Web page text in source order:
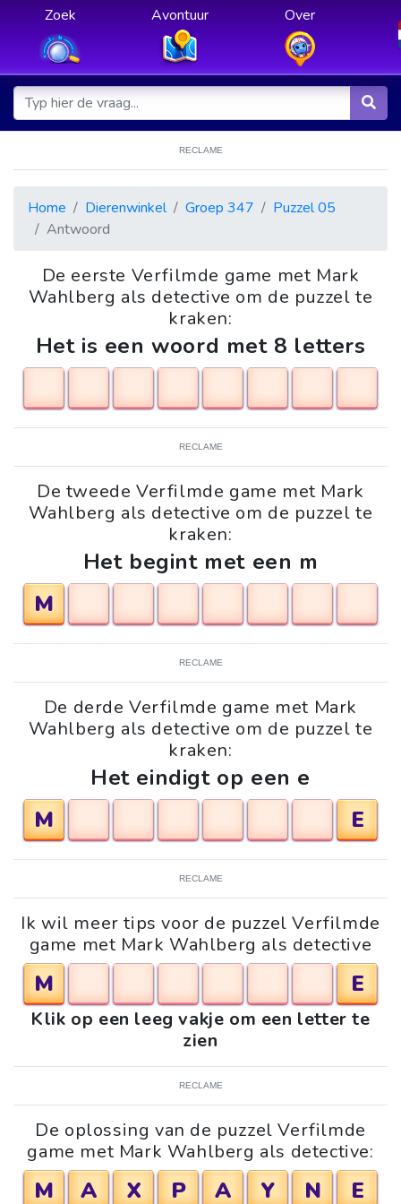
Zoek Avontuur Over
RECLAME
Home Dierenwinkel Groep 347
Puzzel 05
Antwoord
De eerste Verfilmde game met Mark
Wahlberg als detective om de puzzel te
kraken:
Het is een woord met 8 letters
RECLAME
De tweede Verfilmde game met Mark
Wahlberg als detective om de puzzel te
kraken:
Het begint met een m
M
RECLAME
De derde Verfilmde game met Mark
Wahlberg als detective om de puzzel te
kraken:
Het eindigt op een e
M
E
RECLAME
Ik wil meer tips voor de puzzel Verfilmde
game met Mark Wahlberg als detective
M E
Klik op een leeg vakje om een letter te
zien
RECLAME
De oplossing van de puzzel Verfilmde
game met Mark Wahlberg als detective:
M A X P A Y N E